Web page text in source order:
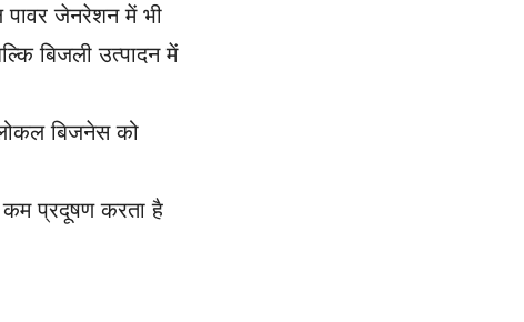
जेनरेशन में भी
बिजली उत्पादन में
बिजनेस को
कम प्रदूषण करता है